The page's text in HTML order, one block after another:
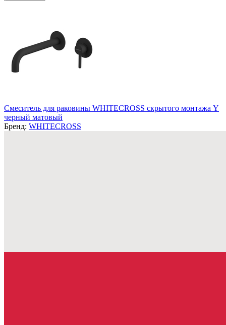
Смеситель для раковины WHITECROSS скрытого монтажа Y
черный матовый
Бренд: WHITECROSS